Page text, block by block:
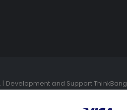
| Development and SupportThinkBang